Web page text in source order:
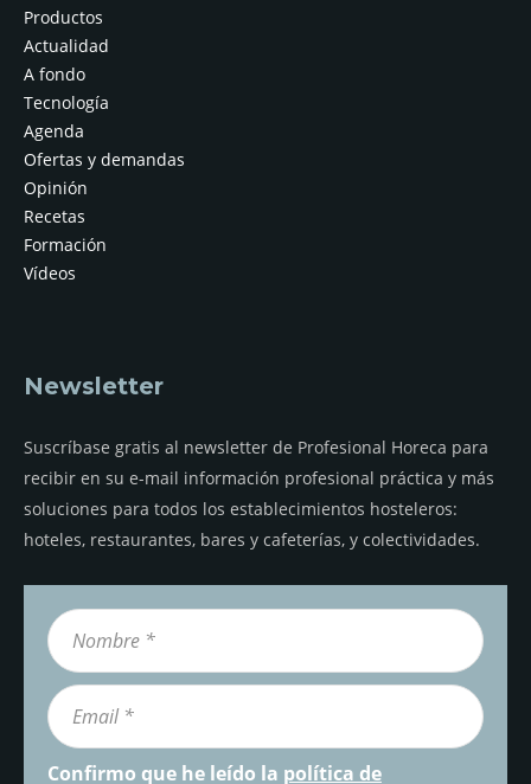
Productos
Actualidad
A fondo
Tecnología
Agenda
Ofertas y demandas
Opinión
Recetas
Formación
Vídeos
Newsletter
Suscríbase gratis al newsletter de Profesional Horeca para
recibir en su e-mail información profesional práctica y más
soluciones para todos los establecimientos hosteleros:
hoteles, restaurantes, bares y cafeterías, y colectividades.
Confirmo que he leído la política de